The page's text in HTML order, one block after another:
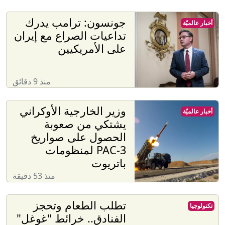
جونسون: ترامب يدرك
تداعيات الصراع مع إيران
على الأمريكيين
منذ 9 دقائق
أخبار عالميّة
وزير الخارجية الأوكراني
يشتكي من صعوبة
الحصول على صواريخ
PAC-3 لمنظومات
باتريوت
منذ 53 دقيقة
أخبار عالميّة
تطلب الطعام وتحجز
الفنادق.. خرائط "غوغل"
تكنولوجيا